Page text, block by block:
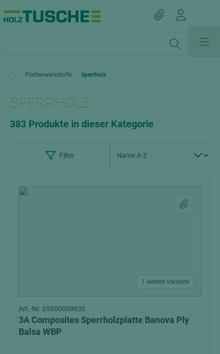
Plattenwerkstoffe Sperrholz
SPERRHOLZ
383 Produkte in dieser Kategorie
Filter
1 weitere Variante
Art.-Nr. 05900009830
3A Composites Sperrholzplatte Banova Ply
Balsa WBP